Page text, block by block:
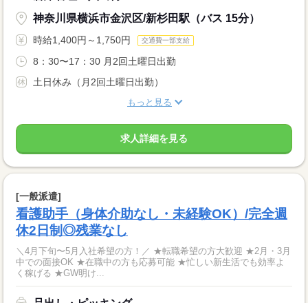
神奈川県横浜市金沢区/新杉田駅（バス 15分）
時給1,400円～1,750円 交通費一部支給
8：30〜17：30 月2回土曜日出勤
土日休み（月2回土曜日出勤）
もっと見る
求人詳細を見る
[一般派遣]
看護助手（身体介助なし・未経験OK）/完全週
休2日制◎残業なし
＼4月下旬〜5月入社希望の方！／ ★転職希望の方大歓迎 ★2月・3月
中での面接OK ★在職中の方も応募可能 ★忙しい新生活でも効率よ
く稼げる ★GW明け...